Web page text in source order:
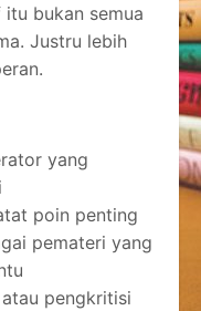
bukan semua
Justru lebih
yang
poin penting
pemateri yang
pengkritisi